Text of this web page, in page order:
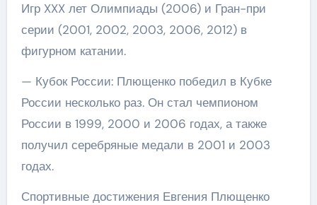
Игр XXX лет Олимпиады (2006) и Гран-при
серии (2001, 2002, 2003, 2006, 2012) в
фигурном катании.
— Кубок России: Плющенко победил в Кубке
России несколько раз. Он стал чемпионом
России в 1999, 2000 и 2006 годах, а также
получил серебряные медали в 2001 и 2003
годах.
Спортивные достижения Евгения Плющенко